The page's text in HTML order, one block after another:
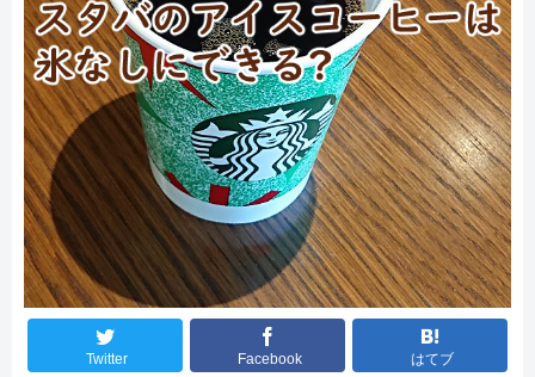
Twitter Facebook はてブ